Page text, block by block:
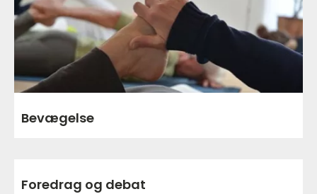
Bevægelse
Foredrag og debat